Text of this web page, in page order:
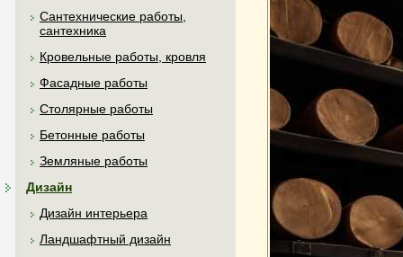
Сантехнические работы,
сантехника
Кровельные работы, кровля
Фасадные работы
Столярные работы
Бетонные работы
Земляные работы
Дизайн
Дизайн интерьера
Ландшафтный дизайн